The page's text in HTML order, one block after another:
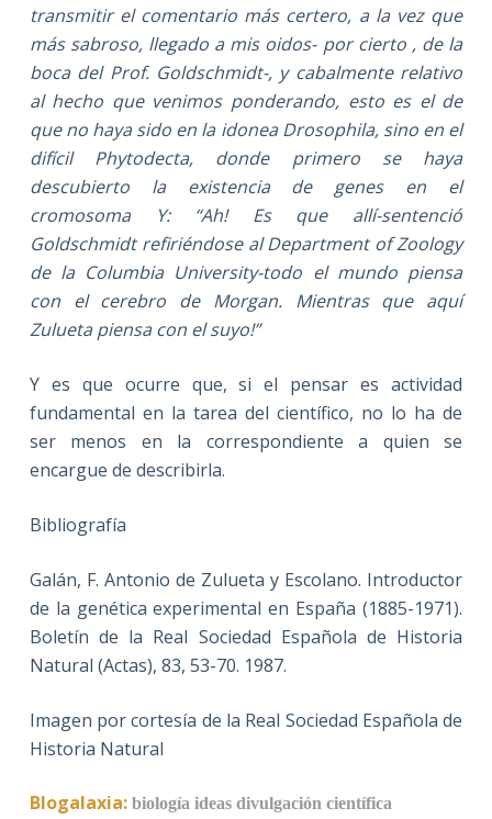
transmitir el comentario más certero, a la vez que
más sabroso, llegado a mis oidos- por cierto , de la
boca del Prof. Goldschmidt-, y cabalmente relativo
al hecho que venimos ponderando, esto es el de
que no haya sido en la idonea Drosophila, sino en el
difícil Phytodecta, donde primero se haya
descubierto la existencia de genes en el
cromosoma Y: “Ah! Es que allí-sentenció
Goldschmidt refiriéndose al Department of Zoology
de la Columbia University-todo el mundo piensa
con el cerebro de Morgan. Mientras que aquí
Zulueta piensa con el suyo!”
Y es que ocurre que, si el pensar es actividad
fundamental en la tarea del científico, no lo ha de
ser menos en la correspondiente a quien se
encargue de describirla.
Bibliografía
Galán, F. Antonio de Zulueta y Escolano. Introductor
de la genética experimental en España (1885-1971).
Boletín de la Real Sociedad Española de Historia
Natural (Actas), 83, 53-70. 1987.
Imagen por cortesía de la Real Sociedad Española de
Historia Natural
Blogalaxia: biología ideas divulgación científica